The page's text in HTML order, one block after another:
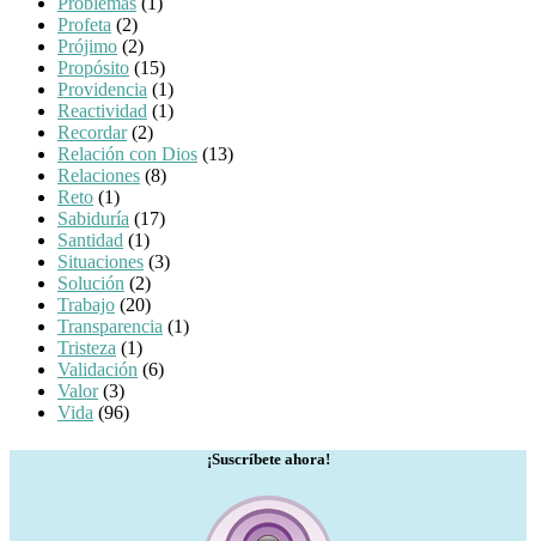
Profeta (2)
Prójimo (2)
Propósito (15)
Providencia (1)
Reactividad (1)
Recordar(2)
Relación con Dios (13)
Relaciones (8)
Reto (1)
Sabiduría (17)
Santidad (1)
Situaciones (3)
Solución (2)
Trabajo (20)
Transparencia (1)
Tristeza (1)
Validación (6)
Valor(3)
Vida (96)
¡Suscríbete ahora!